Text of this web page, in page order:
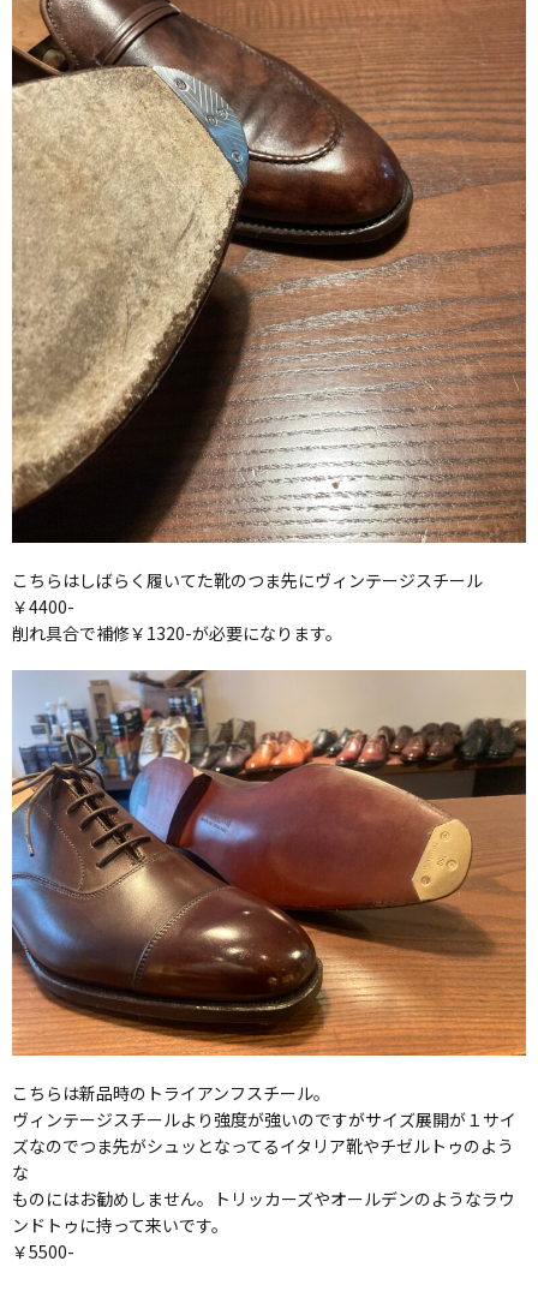
こちらはしばらく履いてた靴のつま先にヴィンテージスチール
￥4400-
削れ具合で補修￥1320-が必要になります。
こちらは新品時のトライアンフスチール。
ヴィンテージスチールより強度が強いのですがサイズ展開が１サイ
ズなのでつま先がシュッとなってるイタリア靴やチゼルトゥのよう
な
ものにはお勧めしません。トリッカーズやオールデンのようなラウ
ンドトゥに持って来いです。
￥5500-